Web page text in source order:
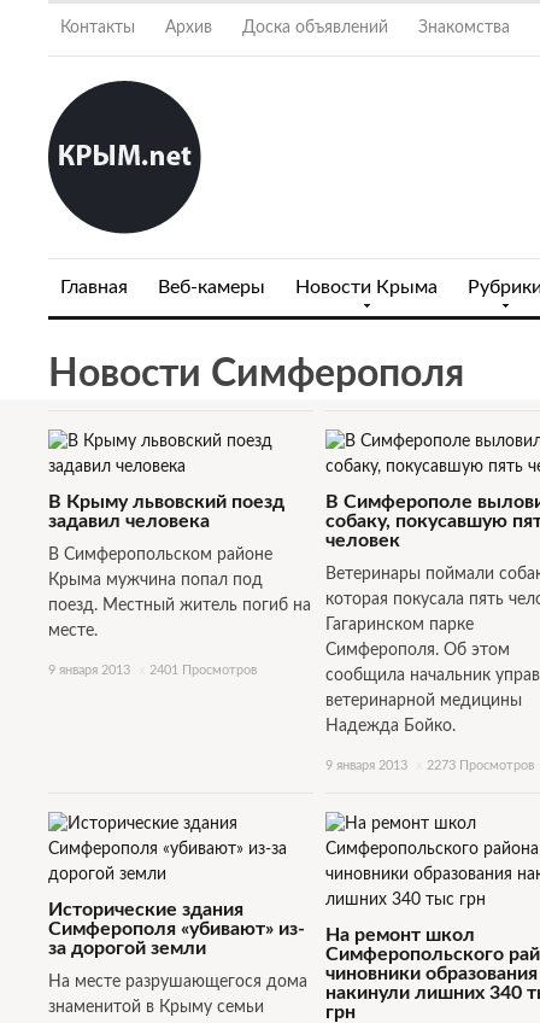
Контакты Архив Доска объявлений Знакомства
Главная Веб-камеры Новости Крыма
Новости Симферополя
В Крыму львовский поезд
задавил человека
В Симферопольском районе
Крыма мужчина попал под
поезд. Местный житель погиб на
месте.
9 января 2013 2401 Просмотров
В Симферополе
собаку, покусавшую
человек
Ветеринары поймали
которая покусала пять
Гагаринском парке
Симферополя. Об этом
сообщила начальник
ветеринарной медицины
Надежда Бойко.
9 января 2013 2273 Просмотров
Исторические здания
Симферополя «убивают» из-
за дорогой земли
На месте разрушающегося дома
знаменитой в Крыму семьи
На ремонт школ
Симферопольского
чиновники образования
накинули лишних 340
грн